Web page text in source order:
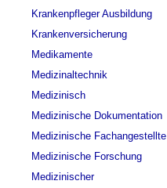
Krankenpfleger Ausbildung
Krankenversicherung
Medikamente
Medizinaltechnik
Medizinisch
Medizinische Dokumentation
Medizinische Fachangestellte
Medizinische Forschung
Medizinischer